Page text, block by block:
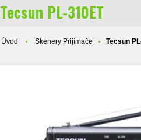
Tecsun PL-310ET
Úvod Skenery Prijímače Tecsun